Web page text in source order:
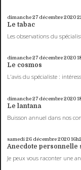
dimanche 27 décembre 2020
Le tabac
Les observations du
dimanche 27 décembre 2020
Le cosmos
L'avis du spécialiste :
dimanche 27 décembre 2020
Le lantana
Buisson annuel dans nos
samedi 26 décembre 2020
Anecdote personnelle
Je peux vous raconter une